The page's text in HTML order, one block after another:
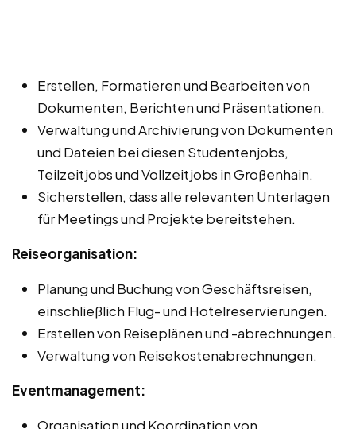
Erstellen, Formatieren und Bearbeiten von
Dokumenten, Berichten und Präsentationen.
Verwaltung und Archivierung von Dokumenten
und Dateien bei diesen Studentenjobs,
Teilzeitjobs und Vollzeitjobs in Großenhain.
Sicherstellen, dass alle relevanten Unterlagen
für Meetings und Projekte bereitstehen.
Reiseorganisation:
Planung und Buchung von Geschäftsreisen,
einschließlich Flug- und Hotelreservierungen.
Erstellen von Reiseplänen und -abrechnungen.
Verwaltung von Reisekostenabrechnungen.
Eventmanagement:
Organisation und Koordination von